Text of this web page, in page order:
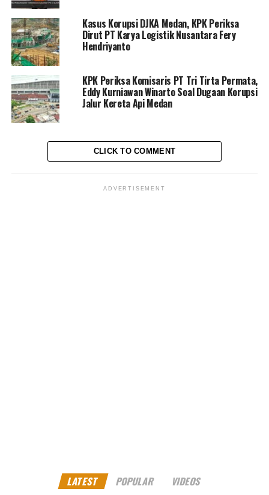
RELATED TOPICS: ACT GAZA
SAFARI
UP NEXT
KPK panggil 2 saksi PNS dan Swasta kembangkan kasus
PEN Kolaka Timur Sulteng.
DON'T MISS
Diur Naone
Kasus Korupsi DJKA Medan, KPK Periksa
Dirut PT Karya Logistik Nusantara Fery
Hendriyanto
KPK Periksa Komisaris PT Tri Tirta Permata,
Eddy Kurniawan Winarto Soal Dugaan Korupsi
Jalur Kereta Api Medan
CLICK TO COMMENT
ADVERTISEMENT
LATEST POPULAR VIDEOS